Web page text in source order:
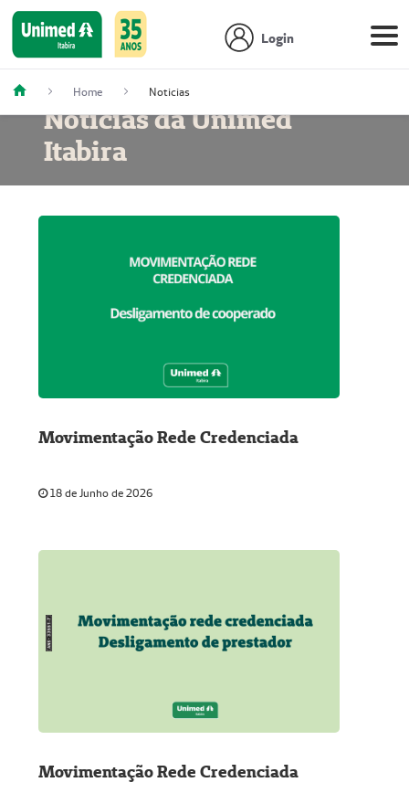
Login
Home Noticias
Notícias da Unimed
Itabira
Movimentação Rede Credenciada
18 de Junho de 2026
Movimentação Rede Credenciada